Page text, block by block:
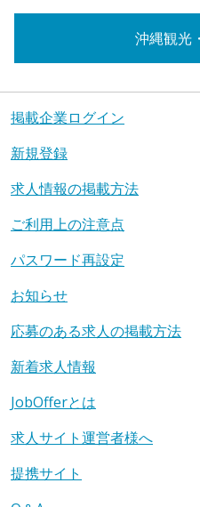
沖縄観光
掲載企業ログイン
新規登録
求人情報の掲載方法
ご利用上の注意点
パスワード再設定
お知らせ
応募のある求人の掲載方法
新着求人情報
JobOfferとは
求人サイト運営者様へ
提携サイト